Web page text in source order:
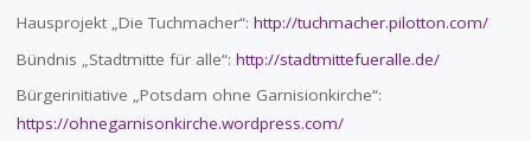
Hausprojekt „Die Tuchmacher“: http://tuchmacher.pilotton.com/
Bündnis „Stadtmitte für alle“: http://stadtmittefueralle.de/
Bürgerinitiative „Potsdam ohne Garnisionkirche“:
https://ohnegarnisonkirche.wordpress.com/